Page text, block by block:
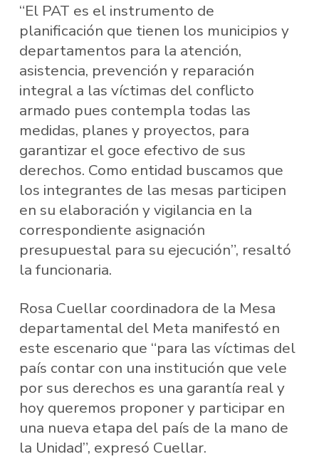
“El PAT es el instrumento de
planificación que tienen los municipios y
departamentos para la atención,
asistencia, prevención y reparación
integral a las víctimas del conflicto
armado pues contempla todas las
medidas, planes y proyectos, para
garantizar el goce efectivo de sus
derechos. Como entidad buscamos que
los integrantes de las mesas participen
en su elaboración y vigilancia en la
correspondiente asignación
presupuestal para su ejecución”, resaltó
la funcionaria.
Rosa Cuellar coordinadora de la Mesa
departamental del Meta manifestó en
este escenario que “para las víctimas del
país contar con una institución que vele
por sus derechos es una garantía real y
hoy queremos proponer y participar en
una nueva etapa del país de la mano de
la Unidad”, expresó Cuellar.